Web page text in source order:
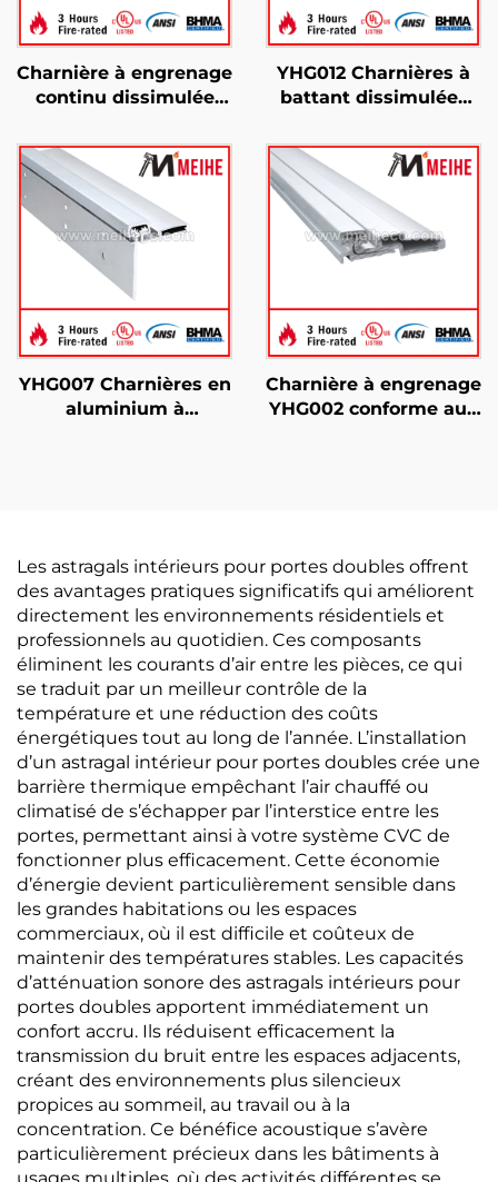
Charnière à engrenage
continu dissimulée
YHG012 Charnières à
battant dissimulées
et robustes
YHG007 Charnières en
aluminium à
Charnière à engrenage
YHG002 conforme aux
Les astragals intérieurs pour portes doubles offrent
des avantages pratiques significatifs qui améliorent
directement les environnements résidentiels et
professionnels au quotidien. Ces composants
éliminent les courants d’air entre les pièces, ce qui
se traduit par un meilleur contrôle de la
température et une réduction des coûts
énergétiques tout au long de l’année. L’installation
d’un astragal intérieur pour portes doubles crée une
barrière thermique empêchant l’air chauffé ou
climatisé de s’échapper par l’interstice entre les
portes, permettant ainsi à votre système CVC de
fonctionner plus efficacement. Cette économie
d’énergie devient particulièrement sensible dans
les grandes habitations ou les espaces
commerciaux, où il est difficile et coûteux de
maintenir des températures stables. Les capacités
d’atténuation sonore des astragals intérieurs pour
portes doubles apportent immédiatement un
confort accru. Ils réduisent efficacement la
transmission du bruit entre les espaces adjacents,
créant des environnements plus silencieux
propices au sommeil, au travail ou à la
concentration. Ce bénéfice acoustique s’avère
particulièrement précieux dans les bâtiments à